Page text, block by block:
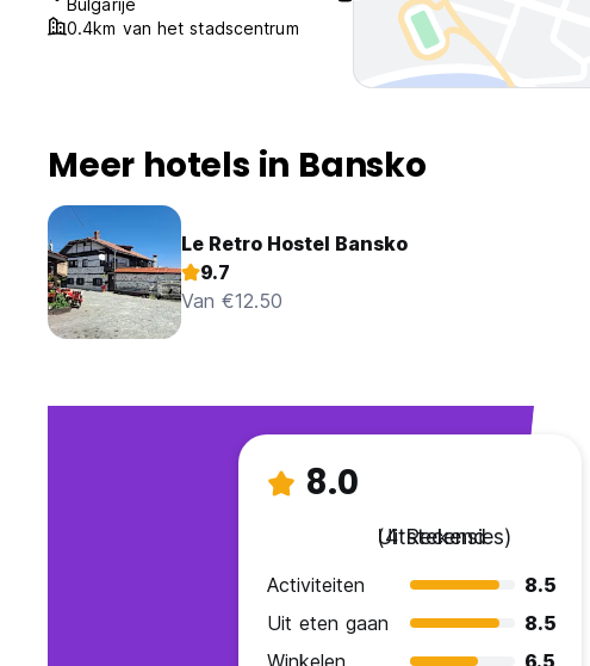
Bulgarije
0.4km van het stadscentrum
Meer hotels in Bansko
Le Retro Hostel Bansko
9.7
Van €12.50
8.0
Uitstekend
(4 Recensies)
Activiteiten
8.5
Uit eten gaan
8.5